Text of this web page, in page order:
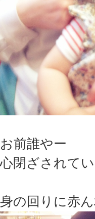
お前誰やー
心閉ざされて
身の回りに赤